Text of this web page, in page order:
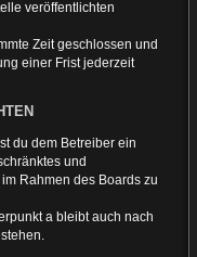
veröffentlichten
Zeit geschlossen und
einer Frist jederzeit
du dem Betreiber ein
und
Rahmen des Boards zu
a bleibt auch nach